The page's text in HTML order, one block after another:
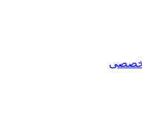
تخصصی